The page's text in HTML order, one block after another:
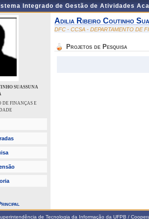
Integrado de Gestão de Atividades
SUASSUNA
DE FINANÇAS E
Adilia Ribeiro Coutinho
DFC - CCSA - DEPARTAMENTO DE
Projetos de Pesquisa
de Tecnologia da Informação da UFPB /